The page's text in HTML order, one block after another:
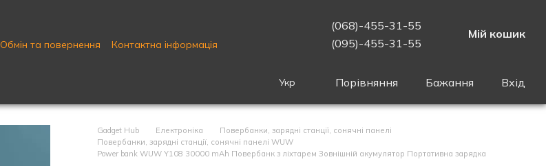
Обмін та повернення
Контактна інформація
(068)-455-31-55
(095)-455-31-55
Мій кошик
Укр Порівняння Бажання Вхід
Gadget Hub Електроніка
Повербанки, зарядні станції, сонячні панелі
Повербанки, зарядні станції, сонячні панелі WUW
Power bank WUW Y108 30000 mAh Повербанк з ліхтарем Зовнішній акумулятор Портативна зарядка